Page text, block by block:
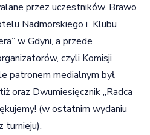
przez uczestników. Brawo
Nadmorskiego i Klubu
w Gdyni, a przede
czyli Komisji
patronem medialnym był
oraz Dwumiesięcznik „Radca
(w ostatnim wydaniu
turnieju).